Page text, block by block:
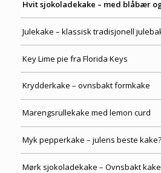
Hvit sjokoladekake – med blåbær
Julekake – klassisk tradisjonell
Key Lime pie fra Florida Keys
Krydderkake – ovnsbakt formkake
Marengsrullekake med lemon curd
Myk pepperkake – julens beste
Mørk sjokoladekake – Ovnsbakt kake